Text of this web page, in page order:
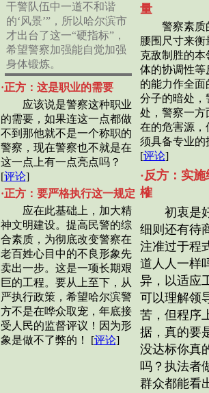
干警队伍中一道不和谐
的‘风景’”，所以哈尔滨市
才出台了这一“硬指标”，
希望警察加强能自觉加强
身体锻炼。
·正方：这是职业的需要
应该说是警察这种职业
的需要，如果连这一点都做
不到那他就不是一个称职的
警察，现在警察也不就是在
这一点上有一点亮点吗？
[评论]
·正方：要严格执行这一规定
应在此基础上，加大精
神文明建设。提高民警的综
合素质，为彻底改变警察在
老百姓心目中的不良形象先
卖出一步。这是一项长期艰
巨的工程。要从上至下，从
严执行政策，希望哈尔滨警
方不是在哗众取宠，年底接
受人民的监督评议！因为形
象是做不了弊的！ [评论]
量
警察素质
腰围尺寸来
克敌制胜的
体的协调性等
的能力作全
分子的暗处，
处，警察一方
在的危害源，
须具备专业的
[评论]
·反方：实
榷
初衷是好
细则还有待
注准过于程
道人人一样
异，以适应
可以理解领
苦，但程序
据，真的要
没达标你真
吗？执法者
群众都能看